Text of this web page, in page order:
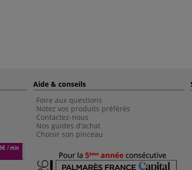
Aide & conseils
Foire aux questions
Notez vos produits préférés
Contactez-nous
Nos guides d'achat
Choisir son pinceau